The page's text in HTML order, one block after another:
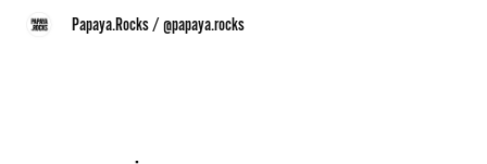
Papaya.Rocks /@papaya.rocks